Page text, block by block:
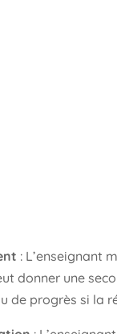
: L’enseignant
donner une
de progrès si la